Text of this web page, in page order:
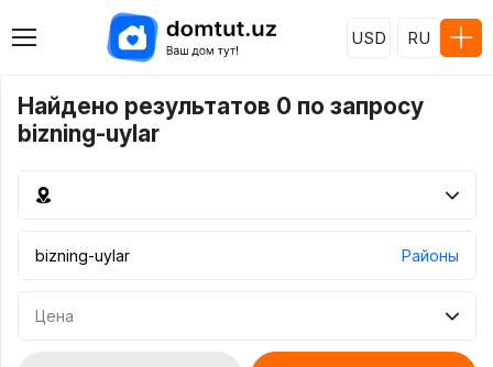
USD RU
Найдено результатов 0 по запросу
bizning-uylar
Районы
Цена